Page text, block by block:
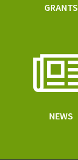
GRANTS
NEWS